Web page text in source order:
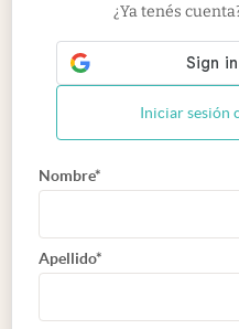
¿Ya tenés
Iniciar sesión
Nombre*
Apellido*